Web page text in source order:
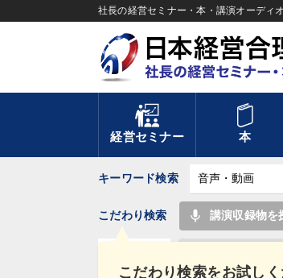
社長の経営セミナー・本・講演オーディ
経営セミナー 本
キーワード検索
こだわり検索をお試しく
こだわり検索 mic 講演収録物を
カテゴリー